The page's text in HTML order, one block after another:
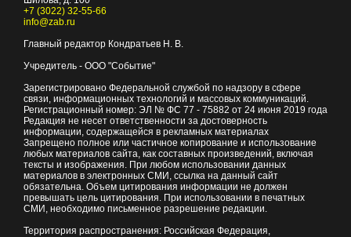
+7 (3022) 32-55-66
info@zab.ru
Главный редактор Кондратьев Н. В.
Учредитель - ООО "Событие"
Зарегистрировано Федеральной службой по надзору в сфере
связи, информационных технологий и массовых коммуникаций.
Регистрационный номер: ЭЛ № ФС 77 - 75882 от 24 июня 2019 года
Редакция не несет ответственности за достоверность
информации, содержащейся в рекламных материалах
Запрещено полное или частичное копирование и использование
любых материалов сайта, как составных произведений, включая
тексты и изображения. При любом использовании данных
материалов в электронных СМИ, ссылка на данный сайт
обязательна. Объем цитирования информации не должен
превышать цель цитирования. При использовании в печатных
СМИ, необходимо письменное разрешение редакции.
Территория распространения: Российская Федерация,